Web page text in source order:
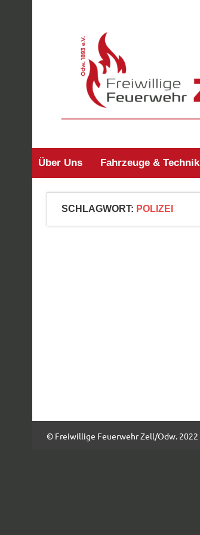
Über Uns Fahrzeuge & Technik
SCHLAGWORT: POLIZEI
© Freiwillige Feuerwehr Zell/Odw. 2022